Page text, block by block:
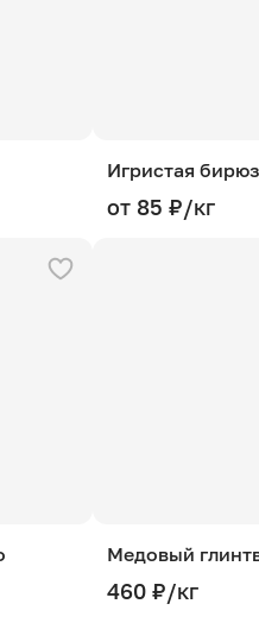
Игристая
от 85 ₽/кг
Медовый
460 ₽/кг